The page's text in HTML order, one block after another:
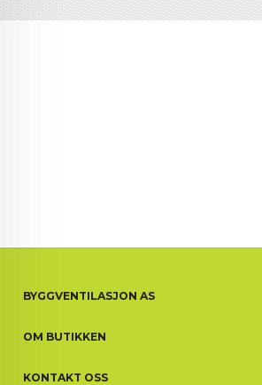
BYGGVENTILASJON AS
OM BUTIKKEN
KONTAKT OSS